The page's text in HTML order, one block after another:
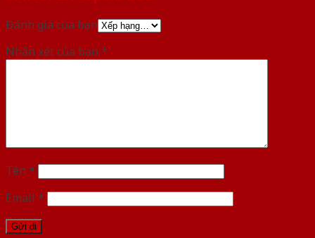
Đánh giá của bạn
Nhận xét của bạn *
Tên *
Email *